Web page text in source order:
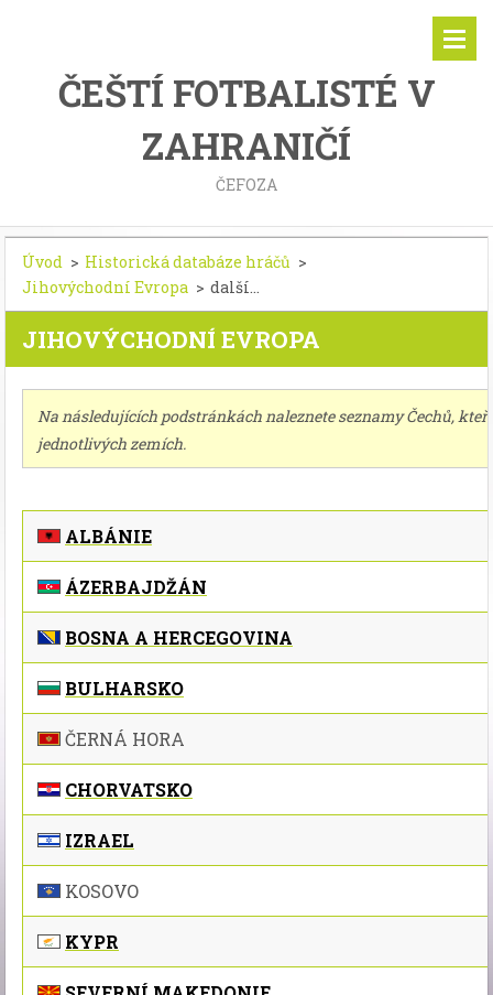
ČEŠTÍ FOTBALISTÉ V
ZAHRANIČÍ
ČEFOZA
Úvod > Historická databáze hráčů >
Jihovýchodní Evropa > další...
JIHOVÝCHODNÍ EVROPA
Na následujících podstránkách naleznete seznamy Čechů,
jednotlivých zemích.
ALBÁNIE
ÁZERBAJDŽÁN
BOSNA A HERCEGOVINA
BULHARSKO
ČERNÁ HORA
CHORVATSKO
IZRAEL
KOSOVO
KYPR